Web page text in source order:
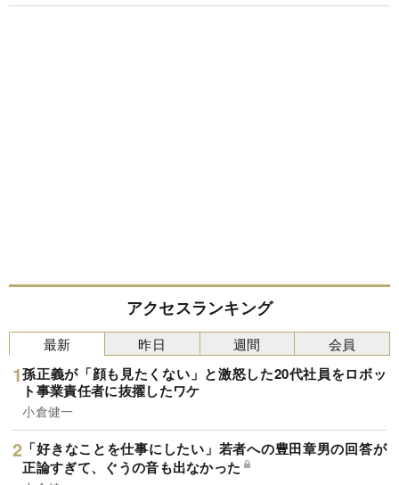
アクセスランキング
最新
孫正義が「顔も見たくない」と激怒した20代社員をロボッ
ト事業責任者に抜擢したワケ
小倉健一
「好きなことを仕事にしたい」若者への豊田章男の回答が
正論すぎて、ぐうの音も出なかった
昨日 週間 会員